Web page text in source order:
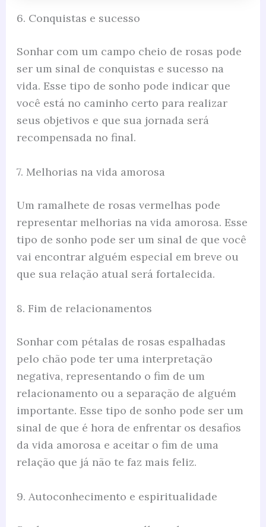
6. Conquistas e sucesso
Sonhar com um campo cheio de rosas pode
ser um sinal de conquistas e sucesso na
vida. Esse tipo de sonho pode indicar que
você está no caminho certo para realizar
seus objetivos e que sua jornada será
recompensada no final.
7. Melhorias na vida amorosa
Um ramalhete de rosas vermelhas pode
representar melhorias na vida amorosa. Esse
tipo de sonho pode ser um sinal de que você
vai encontrar alguém especial em breve ou
que sua relação atual será fortalecida.
8. Fim de relacionamentos
Sonhar com pétalas de rosas espalhadas
pelo chão pode ter uma interpretação
negativa, representando o fim de um
relacionamento ou a separação de alguém
importante. Esse tipo de sonho pode ser um
sinal de que é hora de enfrentar os desafios
da vida amorosa e aceitar o fim de uma
relação que já não te faz mais feliz.
9. Autoconhecimento e espiritualidade